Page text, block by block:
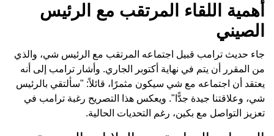
أهمية اللقاء المرتقب مع الرئيس
الصيني
جاء حديث ترامب قبيل اجتماعه المرتقب مع الرئيس شي، والذي
من المقرر أن يتم في نهاية أكتوبر الجاري. وأشار ترامب إلى أنه
يعتقد أن اجتماعه مع شي سيكون مثمرًا، قائلاً: "سألتقي بالرئيس
شي، وعلاقتنا جيدة جدًّا". ويعكس هذا التصريح رغبة ترامب في
تعزيز التواصل مع بكين، رغم التحديات الحالية.